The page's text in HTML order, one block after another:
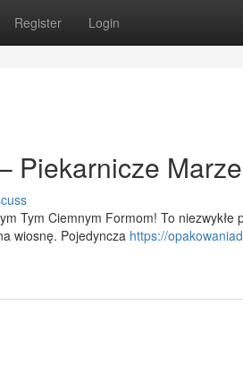
Register Login
Piekarnicze
Tym Ciemnym Formom! To niezwykłe
wiosnę. Pojedyncza https://